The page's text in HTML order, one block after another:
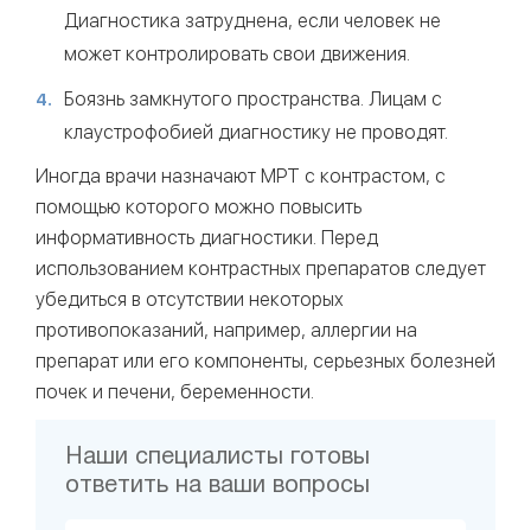
Диагностика затруднена, если человек не
может контролировать свои движения.
Боязнь замкнутого пространства. Лицам с
клаустрофобией диагностику не проводят.
Иногда врачи назначают МРТ с контрастом, с
помощью которого можно повысить
информативность диагностики. Перед
использованием контрастных препаратов следует
убедиться в отсутствии некоторых
противопоказаний, например, аллергии на
препарат или его компоненты, серьезных болезней
почек и печени, беременности.
Наши специалисты готовы
ответить на ваши вопросы